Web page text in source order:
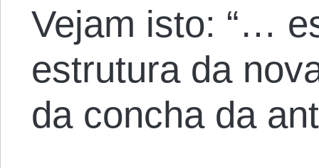
Vejam isto: “…
estrutura da
da concha da